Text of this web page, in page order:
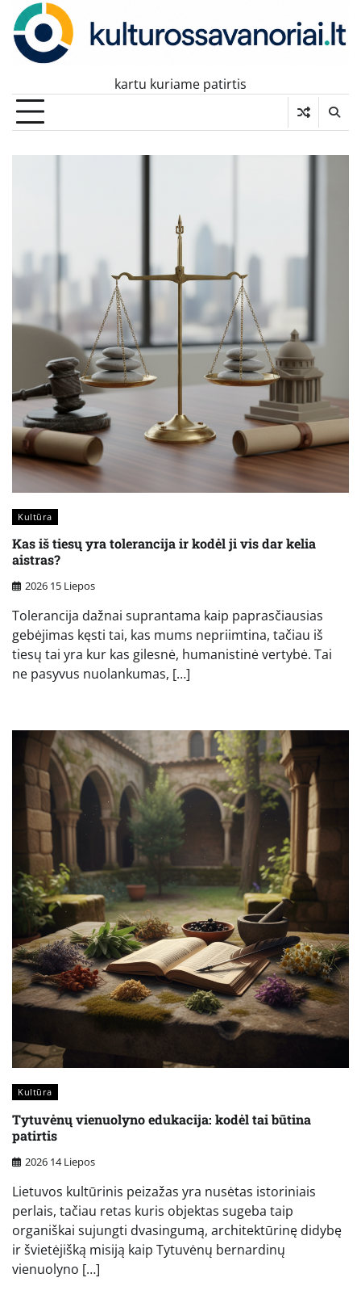
Skip
content
kartu kuriame patirtis
Kultūra
Kas iš tiesų yra tolerancija ir kodėl ji vis dar kelia
aistras?
2026 15 Liepos
Tolerancija dažnai suprantama kaip paprasčiausias
gebėjimas kęsti tai, kas mums nepriimtina, tačiau iš
tiesų tai yra kur kas gilesnė, humanistinė vertybė. Tai
ne pasyvus nuolankumas, […]
Kultūra
Tytuvėnų vienuolyno edukacija: kodėl tai būtina
patirtis
2026 14 Liepos
Lietuvos kultūrinis peizažas yra nusėtas istoriniais
perlais, tačiau retas kuris objektas sugeba taip
organiškai sujungti dvasingumą, architektūrinę didybę
ir švietėjišką misiją kaip Tytuvėnų bernardinų
vienuolyno […]